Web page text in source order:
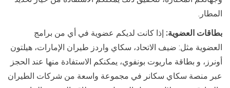
المطار.
بطاقات العضوية: إذا كانت لديكم عضوية في أي من برامج
العضوية مثل: ضيف الاتحاد، سكاي واردز طيران الإمارات، هيلتون
أونرز، و بطاقة ماريوت بونفوي، يمكنكم الاستفادة منها عند الحجز
عبر منصة سكاي سكانر في مجموعة واسعة من شركات الطيران